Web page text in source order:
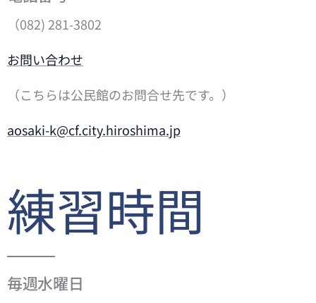
（082) 281-3802
お問い合わせ
（こちらは公民館のお問合せ先です。）
aosaki-k@cf.city.hiroshima.jp
練習時間
毎週水曜日